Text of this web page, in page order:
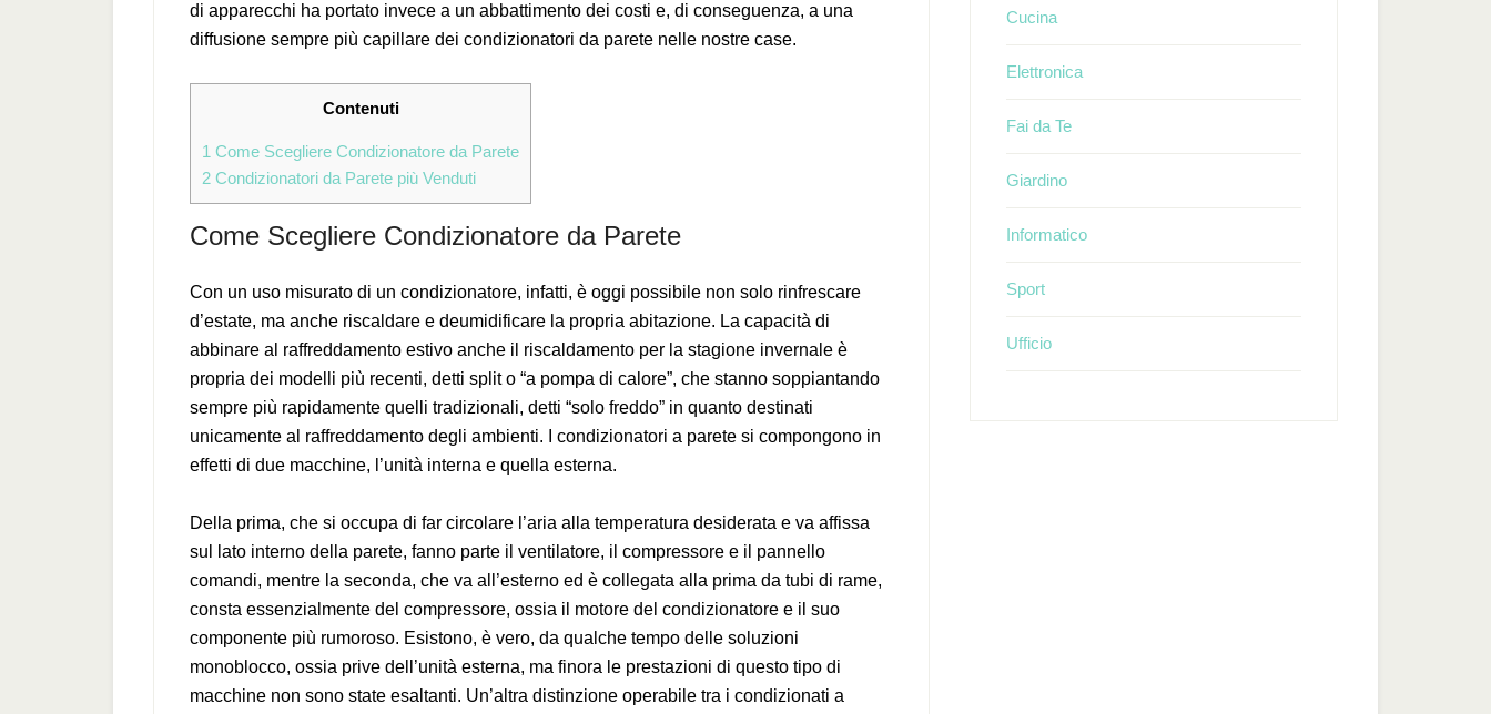
di apparecchi ha portato invece a un abbattimento dei costi e, di conseguenza, a una
diffusione sempre più capillare dei condizionatori da parete nelle nostre case.
Contenuti
1 Come Scegliere Condizionatore da Parete
2 Condizionatori da Parete più Venduti
Come Scegliere Condizionatore da Parete
Con un uso misurato di un condizionatore, infatti, è oggi possibile non solo rinfrescare
d’estate, ma anche riscaldare e deumidificare la propria abitazione. La capacità di
abbinare al raffreddamento estivo anche il riscaldamento per la stagione invernale è
propria dei modelli più recenti, detti split o “a pompa di calore”, che stanno soppiantando
sempre più rapidamente quelli tradizionali, detti “solo freddo” in quanto destinati
unicamente al raffreddamento degli ambienti. I condizionatori a parete si compongono in
effetti di due macchine, l’unità interna e quella esterna.
Della prima, che si occupa di far circolare l’aria alla temperatura desiderata e va affissa
sul lato interno della parete, fanno parte il ventilatore, il compressore e il pannello
comandi, mentre la seconda, che va all’esterno ed è collegata alla prima da tubi di rame,
consta essenzialmente del compressore, ossia il motore del condizionatore e il suo
componente più rumoroso. Esistono, è vero, da qualche tempo delle soluzioni
monoblocco, ossia prive dell’unità esterna, ma finora le prestazioni di questo tipo di
macchine non sono state esaltanti. Un’altra distinzione operabile tra i condizionati a
Cucina
Elettronica
Fai da Te
Giardino
Informatico
Sport
Ufficio